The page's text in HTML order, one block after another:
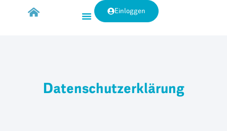
Einloggen
Datenschutzerklärung